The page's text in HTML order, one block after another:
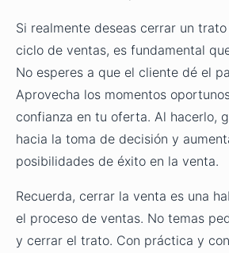
Si realmente deseas cerrar un
ciclo de ventas, es fundamental
No esperes a que el cliente dé el
Aprovecha los momentos
confianza en tu oferta. Al hacerlo,
hacia la toma de decisión y
posibilidades de éxito en la venta.
Recuerda, cerrar la venta es una
el proceso de ventas. No temas
y cerrar el trato. Con práctica y